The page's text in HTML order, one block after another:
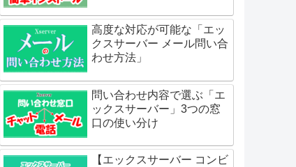
高度な対応が可能な「エッ
クスサーバー メール問い合
わせ方法」
問い合わせ内容で選ぶ「エ
ックスサーバー」3つの窓
口の使い分け
【エックスサーバー コンビ